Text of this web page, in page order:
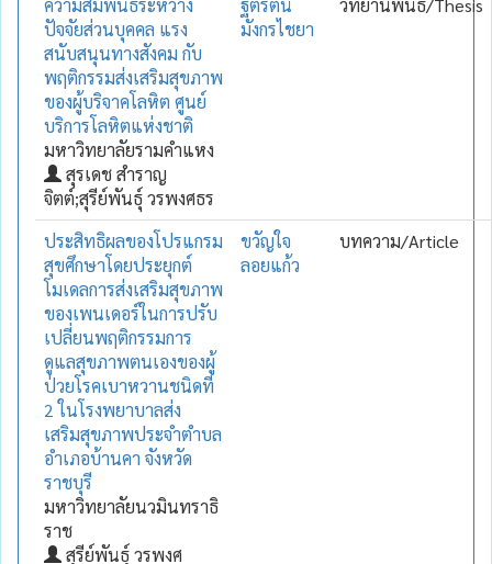
ปัจจัยส่วนบุคคล แรง
สนับสนุนทางสังคม กับ
พฤติกรรมส่งเสริมสุขภาพ
ของผู้บริจาคโลหิต ศูนย์
บริการโลหิตแห่งชาติ
มหาวิทยาลัยรามคำแหง
สุรเดช สำราญ
จิตต์;สุรีย์พันธุ์ วรพงศธร
มังกรไชยา
ประสิทธิผลของโปรแกรม
สุขศึกษาโดยประยุกต์
โมเดลการส่งเสริมสุขภาพ
ของเพนเดอร์ในการปรับ
เปลี่ยนพฤติกรรมการ
ดูแลสุขภาพตนเองของผู้
ป่วยโรคเบาหวานชนิดที่
2 ในโรงพยาบาลส่ง
เสริมสุขภาพประจำตำบล
อำเภอบ้านคา จังหวัด
ราชบุรี
มหาวิทยาลัยนวมินทราธิ
ราช
สุรีย์พันธุ์ วรพงศ
ขวัญใจ
ลอยแก้ว
บทความ/Article